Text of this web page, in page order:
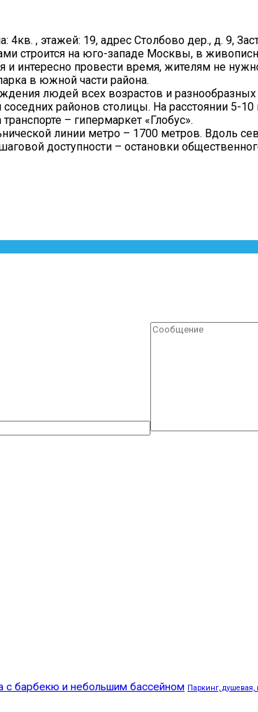
, этажей: 19, адрес Столбово дер., д. 9,
строится на юго-западе Москвы, в
интересно провести время, жителям не
в южной части района.
людей всех возрастов и разнообразных
районов столицы. На расстоянии 5-
– гипермаркет «Глобус».
линии метро – 1700 метров. Вдоль
доступности – остановки
с барбекю и небольшим бассейном Паркинг, душевая,